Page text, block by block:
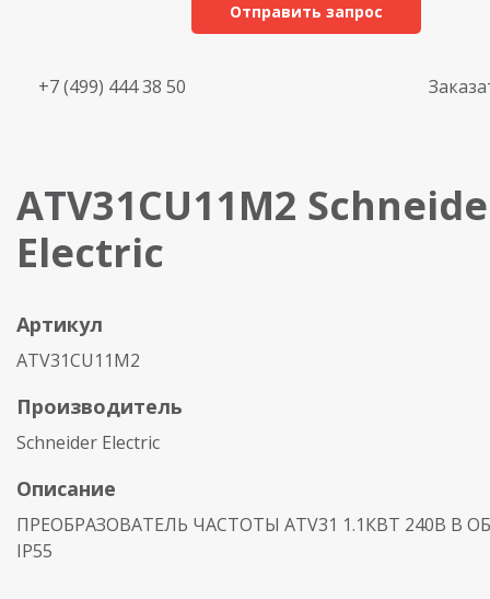
Отправить запрос
+7 (499) 444 38 50
ATV31CU11M2
Electric
Артикул
ATV31CU11M2
Производитель
Schneider Electric
Описание
ПРЕОБРАЗОВАТЕЛЬ ЧАСТОТЫ ATV31 1.1КВТ 240В В
IP55